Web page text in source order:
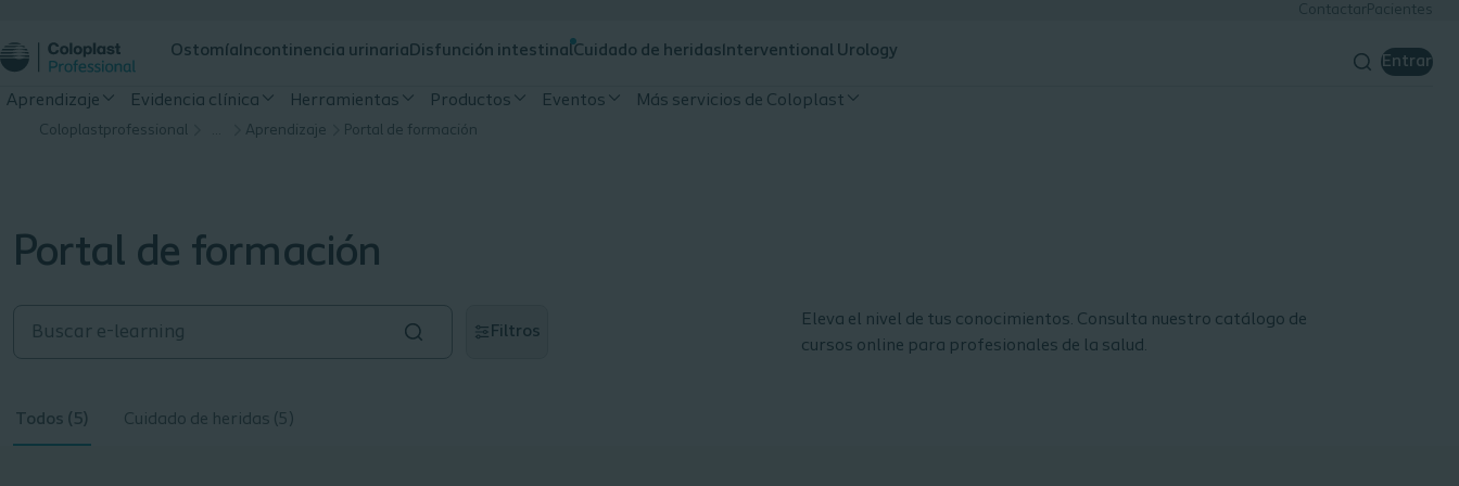
ContactarPacientes
Ostomía Incontinencia urinaria Disfunción intestinalCuidado de heridas Interventional Urology
Entrar
Aprendizaje Evidencia clínica Herramientas Productos Eventos Más servicios de Coloplast
Coloplastprofessional Aprendizaje Portal de formación
Portal de formación
Eleva el nivel de tus conocimientos. Consulta nuestro catálogo de
cursos online para profesionales de la salud.
Filtros
Todos (5) Cuidado de heridas (5)